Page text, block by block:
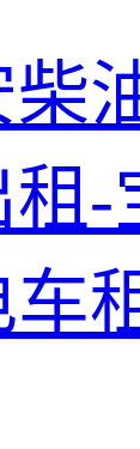
柴
-
车